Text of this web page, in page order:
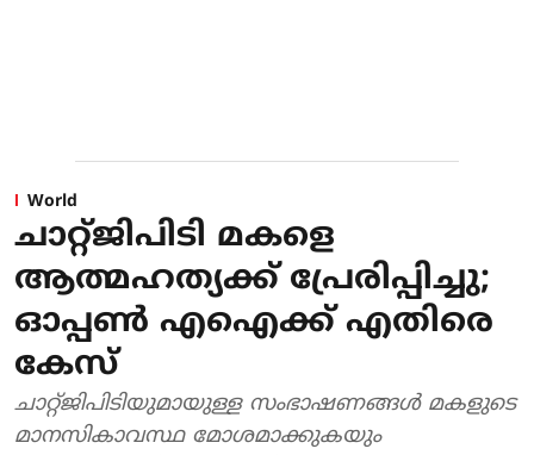
World
ചാറ്റ്ജിപിടി മകളെ
ആത്മഹത്യക്ക് പ്രേരിപ്പിച്ചു;
ഓപ്പണ്‍ എഐക്ക് എതിരെ
കേസ്
ചാറ്റ്ജിപിടിയുമായുള്ള സംഭാഷണങ്ങള്‍ മകളുടെ
മാനസികാവസ്ഥ മോശമാക്കുകയും